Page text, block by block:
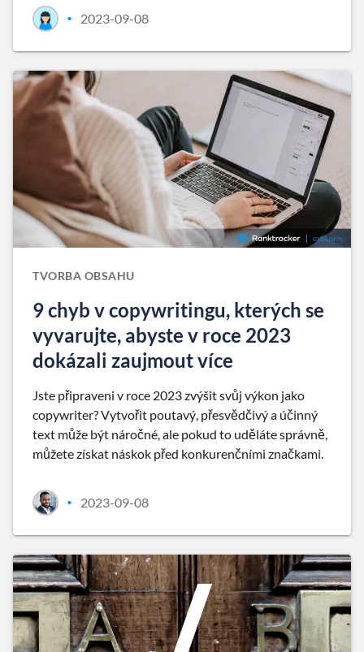
• 2023-09-08
TVORBA OBSAHU
9 chyb v copywritingu, kterých se
vyvarujte, abyste v roce 2023
dokázali zaujmout více
Jste připraveni v roce 2023 zvýšit svůj výkon jako
copywriter? Vytvořit poutavý, přesvědčivý a účinný
text může být náročné, ale pokud to uděláte správně,
můžete získat náskok před konkurenčními značkami.
• 2023-09-08